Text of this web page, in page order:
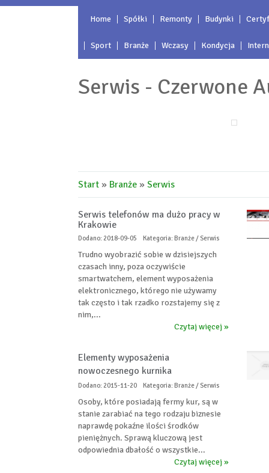
Home Spółki Remonty Budynki
Sport Branże Wczasy Kondycja
Serwis - Czerwone
Start » Branże » Serwis
Serwis telefonów ma dużo pracy w
Krakowie
Dodano: 2018-09-05 Kategoria: Branże / Serwis
Trudno wyobrazić sobie w dzisiejszych
czasach inny, poza oczywiście
smartwatchem, element wyposażenia
elektronicznego, którego nie używamy
tak często i tak rzadko rozstajemy się z
nim,...
Czytaj więcej »
Elementy wyposażenia
nowoczesnego kurnika
Dodano: 2015-11-20 Kategoria: Branże / Serwis
Osoby, które posiadają fermy kur, są w
stanie zarabiać na tego rodzaju biznesie
naprawdę pokaźne ilości środków
pieniężnych. Sprawą kluczową jest
odpowiednia dbałość o wszystkie...
Czytaj więcej »